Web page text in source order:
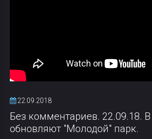
22.09.2018
Без комментариев. 22.09.18. В
обновляют "Молодой" парк.